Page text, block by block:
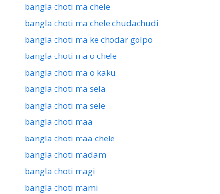
bangla choti ma chele
bangla choti ma chele chudachudi
bangla choti ma ke chodar golpo
bangla choti ma o chele
bangla choti ma o kaku
bangla choti ma sela
bangla choti ma sele
bangla choti maa
bangla choti maa chele
bangla choti madam
bangla choti magi
bangla choti mami